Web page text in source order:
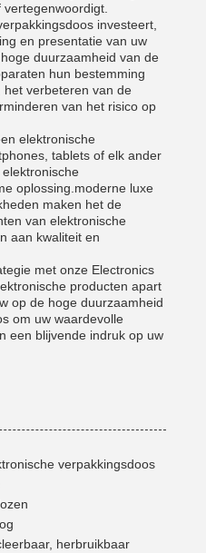
investeert,
en presentatie van uw
duurzaamheid van de
hun bestemming
verbeteren van de
van het risico op
elektronische
tablets of elk ander
oplossing.moderne luxe
maken het de
van elektronische
aan kwaliteit en
met onze Electronics
producten apart
op de hoge duurzaamheid
om uw waardevolle
een blijvende indruk op uw
verpakkingsdoos
herbruikbaar